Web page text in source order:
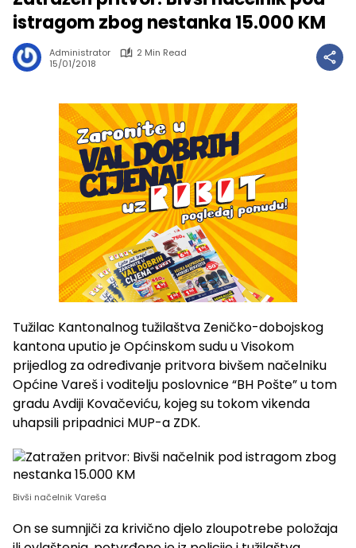
istragom zbog nestanka 15.000 KM
Administrator
2 Min Read
15/01/2018
Tužilac Kantonalnog tužilaštva Zeničko-dobojskog
kantona uputio je Općinskom sudu u Visokom
prijedlog za određivanje pritvora bivšem načelniku
Općine Vareš i voditelju poslovnice “BH Pošte” u tom
gradu Avdiji Kovačeviću, kojeg su tokom vikenda
uhapsili pripadnici MUP-a ZDK.
Bivši načelnik Vareša
On se sumnjiči za krivično djelo zloupotrebe položaja